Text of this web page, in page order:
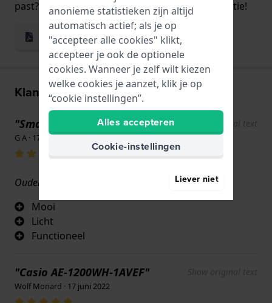
past? Gebruik dan de handige print en pas functie!
Print & Pas
Klantenreviews
"Smartwatch" Show original text
G A · 17 juni 2022
Ouderwetse smartwatch
Mooi
Licht
Functioneel
"Casio AE-1200WH-1AVEF" Show original text
Wolf Monard · 17 juni 2022
anonieme statistieken zijn altijd
automatisch actief; als je op
"accepteer alle cookies" klikt,
accepteer je ook de optionele
cookies. Wanneer je zelf wilt kiezen
welke cookies je aanzet, klik je op
“cookie instellingen”.
Alles accepteren
Cookie-instellingen
Liever niet